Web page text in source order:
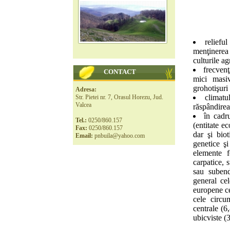
CONTACT
Adresa:
Str. Pietei nr. 7, Orasul Horezu, Jud.
Valcea
Tel.: 0250/860.157
Fax: 0250/860.157
Email: pnbuila@yahoo.com
culturile
mici
grohotişuri
în
(entitate
dar şi
genetice
elemente
carpatice,
sau
general
europene
cele
centrale
ubicviste